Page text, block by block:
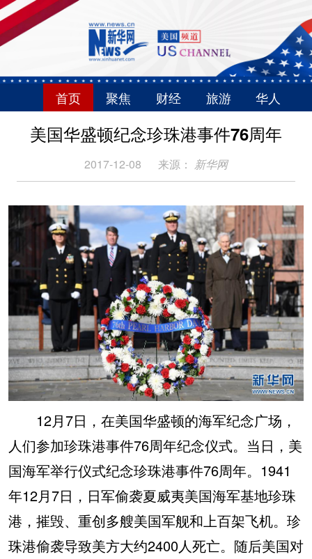
首页 聚焦 财经 旅游 华人
美国华盛顿纪念珍珠港事件76周年
2017-12-08 来源： 新华网
12月7日，在美国华盛顿的海军纪念广场，
人们参加珍珠港事件76周年纪念仪式。当日，美
国海军举行仪式纪念珍珠港事件76周年。1941
年12月7日，日军偷袭夏威夷美国海军基地珍珠
港，摧毁、重创多艘美国军舰和上百架飞机。珍
珠港偷袭导致美方大约2400人死亡。随后美国对